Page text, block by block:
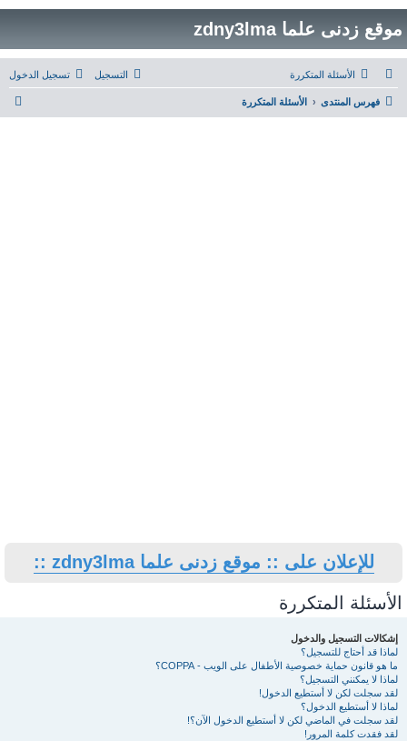
موقع زدنى علما zdny3lma
الأسئلة المتكررة تسجيل الدخول التسجيل
فهرس المنتدى الأسئلة المتكررة
للإعلان على :: موقع زدنى علما zdny3lma ::
الأسئلة المتكررة
إشكالات التسجيل والدخول
لماذا قد أحتاج للتسجيل؟
ما هو قانون حماية خصوصية الأطفال على الويب - COPPA؟
لماذا لا يمكنني التسجيل؟
لقد سجلت لكن لا أستطيع الدخول!
لماذا لا أستطيع الدخول؟
لقد سجلت في الماضي لكن لا أستطيع الدخول الآن؟!
لقد فقدت كلمة المرور!